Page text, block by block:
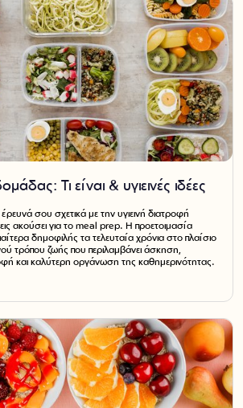
Τι είναι & υγιεινές ιδέες
έρευνά σου σχετικά με την υγιεινή διατροφή
ακούσει για το meal prep. Η προετοιμασία
δημοφιλής τα τελευταία χρόνια στο πλαίσιο
τρόπου ζωής που περιλαμβάνει άσκηση,
και καλύτερη οργάνωση της καθημερινότητας.